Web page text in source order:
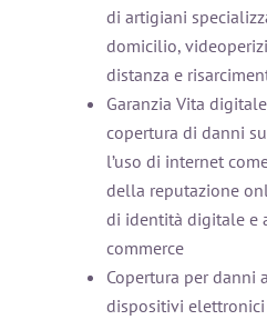
di artigiani
domicilio,
distanza e
Garanzia Vita
copertura di danni
l’uso di internet
della reputazione
di identità digitale e
commerce
Copertura per danni
dispositivi elettronici